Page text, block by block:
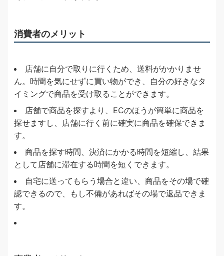
消費者のメリット
店舗に自分で取りに行くため、送料がかかりませ
ん。時間を気にせずに買い物ができ、自分の好きなタ
イミングで商品を受け取ることができます。
店舗で商品を探すより、ECのほうが簡単に商品を
探せますし、店舗に行く前に確実に商品を確保できま
す。
商品を探す時間、決済にかかる時間を短縮し、結果
として店舗に滞在する時間を短くできます。
自宅に送ってもらう場合と違い、商品をその場で確
認できるので、もし不備があればその場で返品できま
す。